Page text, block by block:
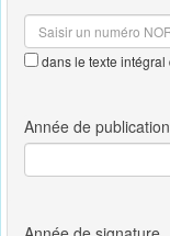
dans le texte